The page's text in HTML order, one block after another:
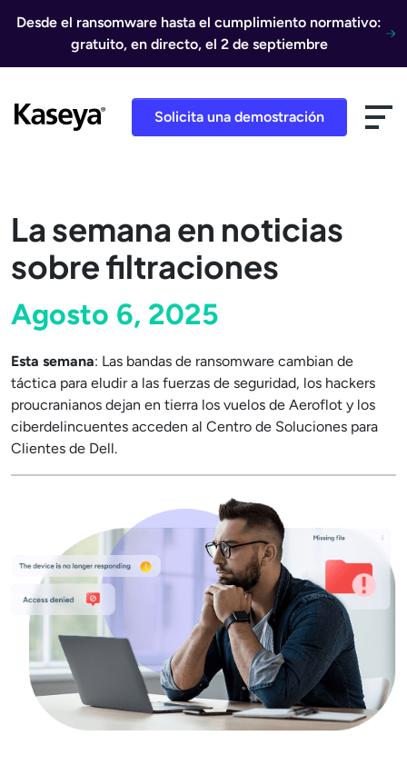
Desde el ransomware hasta el cumplimiento normativo:
gratuito, en directo, el 2 de septiembre
Solicita una demostración
La semana en noticias
sobre filtraciones
Agosto 6, 2025
Esta semana: Las bandas de ransomware cambian de
táctica para eludir a las fuerzas de seguridad, los hackers
proucranianos dejan en tierra los vuelos de Aeroflot y los
ciberdelincuentes acceden al Centro de Soluciones para
Clientes de Dell.